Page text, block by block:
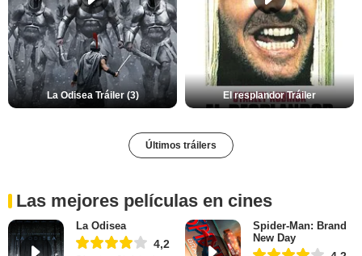
La Odisea Tráiler (3) El resplandor Tráiler
Últimos tráilers
Las mejores películas en cines
La Odisea
4,2
Spider-Man: Brand
New Day